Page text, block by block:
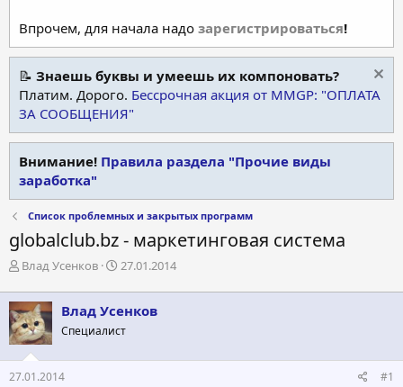
Впрочем, для начала надо зарегистрироваться!
📝 Знаешь буквы и умеешь их компоновать?
Платим. Дорого. Бессрочная акция от MMGP: "ОПЛАТА
ЗА СООБЩЕНИЯ"
Внимание! Правила раздела "Прочие виды
заработка"
Список проблемных и закрытых программ
globalclub.bz - маркетинговая система
А
т
о
р
т
е
м
Влад Усенков
Д
т
а
н
ч
27.01.2014
Влад Усенков
Специалист
27.01.2014 #1